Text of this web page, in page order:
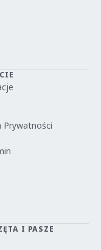
Prywatności
I PASZE